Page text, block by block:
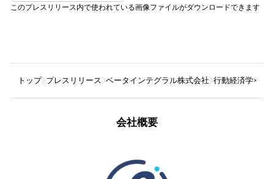
このプレスリリース内で使われている画像ファイルがダウンロードできます
トップ プレスリリース ベータインテグラル株式会社 行動経済学×金
会社概要